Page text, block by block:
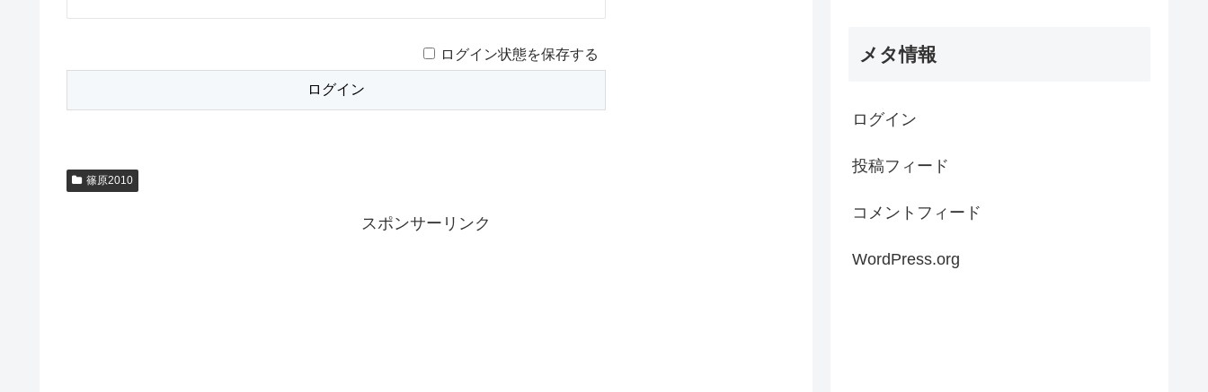
ログイン状態を保存する
篠原2010
スポンサーリンク
メタ情報
ログイン
投稿フィード
コメントフィード
WordPress.org